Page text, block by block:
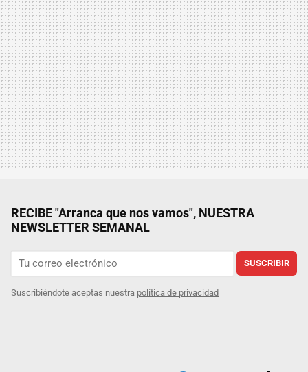
RECIBE "Arranca que nos vamos", NUESTRA
NEWSLETTER SEMANAL
SUSCRIBIR
Suscribiéndote aceptas nuestra política de privacidad